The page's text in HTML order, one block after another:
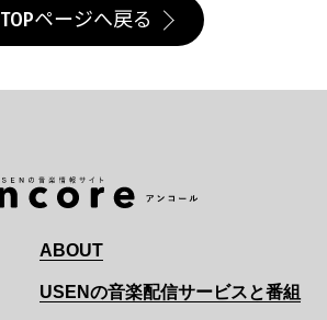
TOPページへ戻る
ABOUT
USENの音楽配信サービスと番組